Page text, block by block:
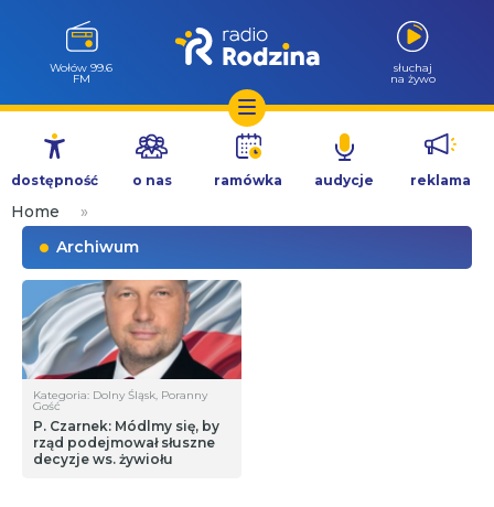
Przejdź
treści
Wołów 99.6
FM
słuchaj
na żywo
dostępność o nas ramówka audycje reklama
Home
»
Archiwum
Kategoria: Dolny Śląsk, Poranny
Gość
P. Czarnek: Módlmy się, by
rząd podejmował słuszne
decyzje ws. żywiołu